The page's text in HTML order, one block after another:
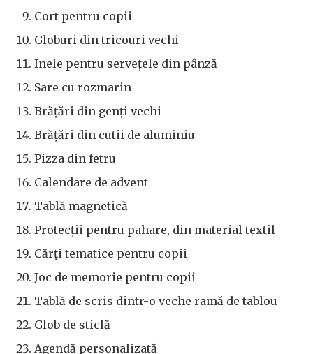
Cort pentru copii
Globuri din tricouri vechi
Inele pentru serveţele din pânză
Sare cu rozmarin
Brăţări din genţi vechi
Brăţări din cutii de aluminiu
Pizza din fetru
Calendare de advent
Tablă magnetică
Protecţii pentru pahare, din material textil
Cărţi tematice pentru copii
Joc de memorie pentru copii
Tablă de scris dintr-o veche ramă de tablou
Glob de sticlă
Agendă personalizată